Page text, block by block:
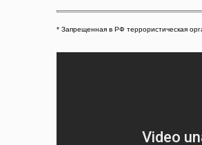
* Запрещенная в РФ террористическая